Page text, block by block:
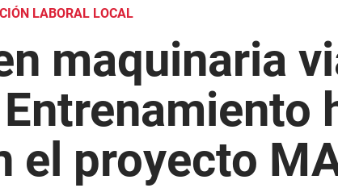
LABORAL LOCAL
maquinaria
el proyecto